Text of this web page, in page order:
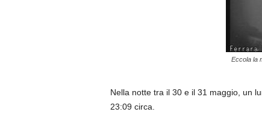
Eccola la
Nella notte tra il 30 e il 31 maggio, un
23:09 circa.